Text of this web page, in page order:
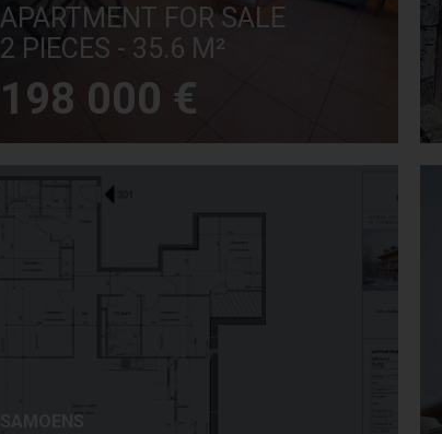
APARTMENT FOR SALE
2 PIECES - 35.6 M²
198 000 €
SAMOENS